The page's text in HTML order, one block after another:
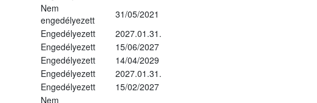
Nem
engedélyezett
31/05/2021
Engedélyezett
2027.01.31.
Engedélyezett
15/06/2027
Engedélyezett
14/04/2029
Engedélyezett
2027.01.31.
Engedélyezett
15/02/2027
Nem